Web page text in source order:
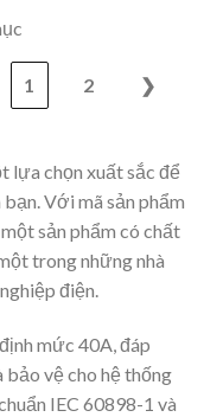
1 2 ❯
lựa chọn xuất sắc để
Với mã sản phẩm
sản phẩm có chất
trong những nhà
điện.
mức 40A, đáp
bảo vệ cho hệ thống
IEC 60898-1 và